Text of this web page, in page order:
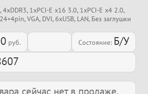
1xPCI-E x16 3.0, 1xPCI-E x4 2.0,
VGA, DVI, 6xUSB, LAN, Без заглушки
руб. Состояние: Б/У
сейчас нет в продаже.